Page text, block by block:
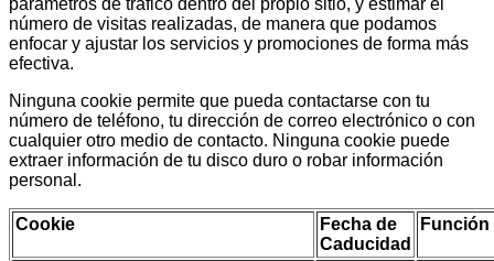
número de visitas realizadas, de manera que podamos
enfocar y ajustar los servicios y promociones de forma más
efectiva.
Ninguna cookie permite que pueda contactarse con tu
número de teléfono, tu dirección de correo electrónico o con
cualquier otro medio de contacto. Ninguna cookie puede
extraer información de tu disco duro o robar información
personal.
Cookie
Fecha de
Caducidad
Función